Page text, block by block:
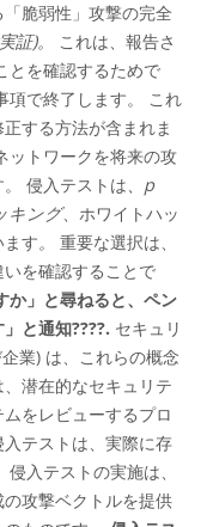
脆弱性」攻撃の完全
証)。
これは、報告さ
とを確認するためで
項で終了します。 これ
する方法が含まれま
ットワークを将来の攻
侵入テストは、p
キング、ホワイトハッ
ます。
重要な選択は、
を確認することで
か」と尋ねると、ペン
と通知????. セキュリ
業) は、これらの概念
潜在的なセキュリテ
をレビューするプロ
テストは、実際に存
入テストの実施は、
攻撃ベクトルを提供